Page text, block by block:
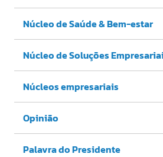
Núcleo de Saúde & Bem-estar
Núcleo de Soluções
Núcleos empresariais
Opinião
Palavra do Presidente